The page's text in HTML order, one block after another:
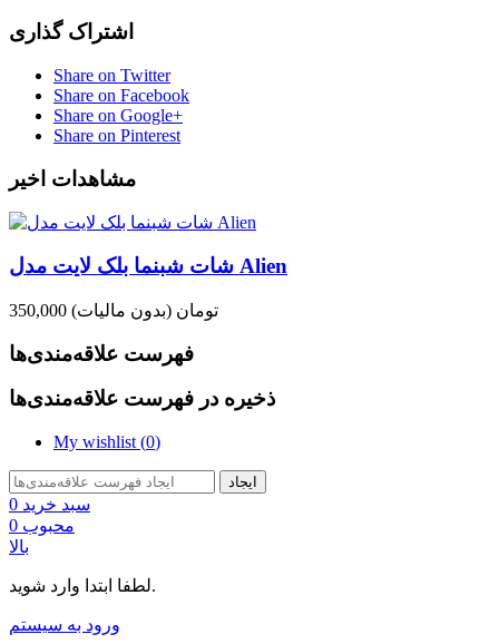
اشتراک گذاری
Share on Twitter
Share on Facebook
Share on Google+
Share on Pinterest
مشاهدات اخیر
شات شبنما بلک لایت مدل Alien
350,000 تومان (بدون مالیات)
فهرست علاقه‌مندی‌ها
ذخیره در فهرست علاقه‌مندی‌ها
My wishlist (0)
ایجاد
سبد خرید 0
محبوب 0
بالا
لطفا ابتدا وارد شوید.
ورود به سیستم